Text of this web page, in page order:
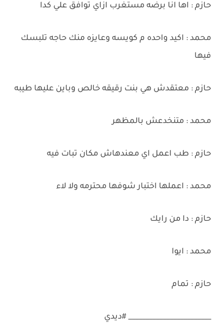
حازم : اها انا برضه مستغرب ازاي توافق علي كدا
محمد : اكيد واحده م كويسه وعايزه منك حاجه تلبسك
فيها
حازم : معتقدش هي بنت رقيقه خالص وباين عليها طيبه
محمد : متنخدعش بالمظهر
حازم : طب اعمل اي معندهاش مكان تبات فيه
محمد : اعملها اختبار شوفها محترمه ولا لاء
حازم : دا من رايك
محمد : ايوا
حازم : تمام
________________________ #ديدي